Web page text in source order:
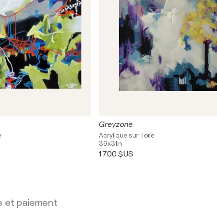
Greyzone
Acrylique sur Toile
39x31in
1 700 $US
et paiement